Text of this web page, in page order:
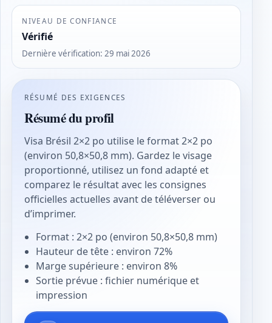
NIVEAU DE CONFIANCE
Vérifié
Dernière vérification:29 mai 2026
RÉSUMÉ DES EXIGENCES
Résumé du profil
Visa Brésil 2×2 po utilise le format 2×2 po
(environ 50,8×50,8 mm). Gardez le visage
proportionné, utilisez un fond adapté et
comparez le résultat avec les consignes
officielles actuelles avant de téléverser ou
d’imprimer.
Format : 2×2 po (environ 50,8×50,8 mm)
Hauteur de tête : environ 72%
Marge supérieure : environ 8%
Sortie prévue : fichier numérique et
impression